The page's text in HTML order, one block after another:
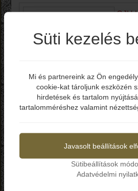
CJH
-Teljes hossz: 295 mm
-Penge hossz: 169 mm
-Penge anyag: 1.4116 DIN
-Tok: Nylon
-Súly: 471 g
Elmúltál már 18
Süti kezelés
Mi és partnereink az Ön
cookie-kat tároljunk eszközén
hirdetések és tartalom
tartalomméréshez valamint
Javasolt beállítások
Sütibeállítások
Adatvédelmi